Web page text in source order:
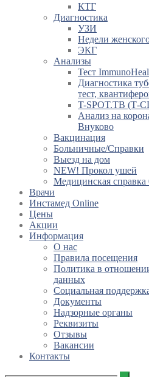
КТГ
Диагностика
УЗИ
Недели
ЭКГ
Анализы
Тест
Диагностика
тест,
T-SPOT.TB (Т-
Анализ на
Внуково
Вакцинация
Больничные/Справки
Выезд на дом
NEW! Прокол ушей
Медицинская
Врачи
Инстамед Online
Цены
Акции
Информация
О нас
Правила посещения
Политика в
данных
Социальная
Документы
Надзорные органы
Реквизиты
Отзывы
Вакансии
Контакты